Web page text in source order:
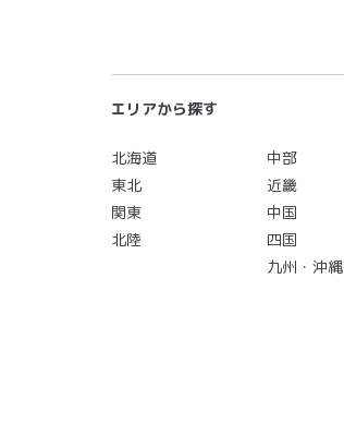
エリアから探す
北海道
東北
関東
北陸
中部
近畿
中国
四国
九州・沖縄